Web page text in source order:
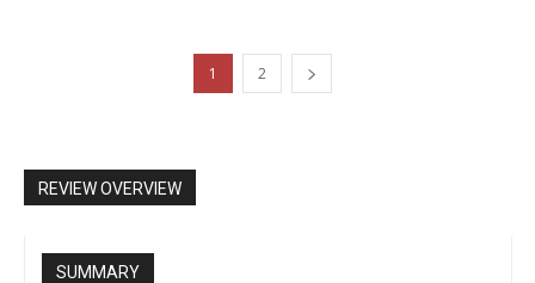
1 2
REVIEW OVERVIEW
SUMMARY